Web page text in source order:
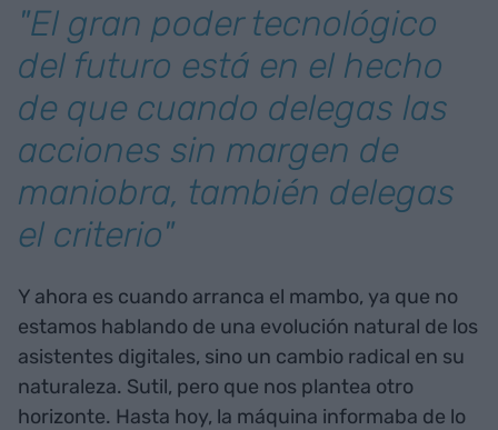
"El gran poder tecnológico
del futuro está en el hecho
de que cuando delegas las
acciones sin margen de
maniobra, también delegas
el criterio"
Y ahora es cuando arranca el mambo, ya que no
estamos hablando de una evolución natural de los
asistentes digitales, sino un cambio radical en su
naturaleza. Sutil, pero que nos plantea otro
horizonte. Hasta hoy, la máquina informaba de lo